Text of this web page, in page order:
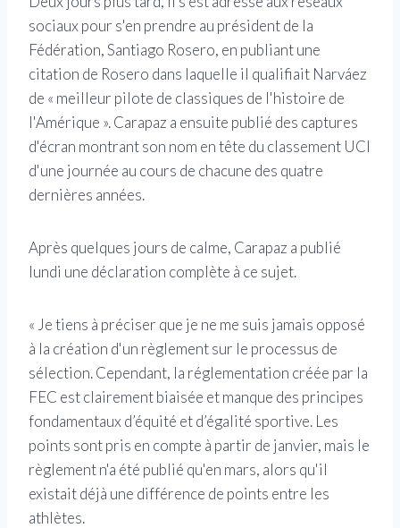
sociaux pour s'en prendre au président de la
Fédération, Santiago Rosero, en publiant une
citation de Rosero dans laquelle il qualifiait Narváez
de « meilleur pilote de classiques de l'histoire de
l'Amérique ». Carapaz a ensuite publié des captures
d'écran montrant son nom en tête du classement UCI
d'une journée au cours de chacune des quatre
dernières années.
Après quelques jours de calme, Carapaz a publié
lundi une déclaration complète à ce sujet.
« Je tiens à préciser que je ne me suis jamais opposé
à la création d'un règlement sur le processus de
sélection. Cependant, la réglementation créée par la
FEC est clairement biaisée et manque des principes
fondamentaux d’équité et d’égalité sportive. Les
points sont pris en compte à partir de janvier, mais le
règlement n'a été publié qu'en mars, alors qu'il
existait déjà une différence de points entre les
athlètes.